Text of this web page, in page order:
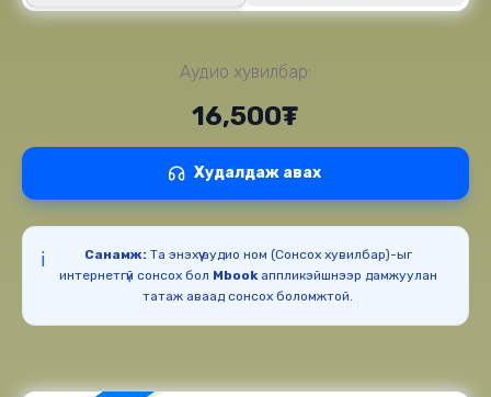
Аудио хувилбар:
16,500₮
Худалдаж авах
ℹ️ Санамж: Та энэхүү аудио ном (Сонсох хувилбар)-ыг
интернетгүй сонсох бол Mbookаппликэйшнээр дамжуулан
татаж аваад сонсох боломжтой.